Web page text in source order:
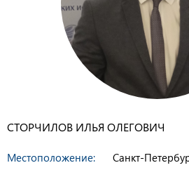
СТОРЧИЛОВ ИЛЬЯ ОЛЕГОВИЧ
Местоположение: Санкт-